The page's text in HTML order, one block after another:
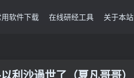
软件下载 在线研经工具 关于本站
利沙過世了（夏凡哥哥）